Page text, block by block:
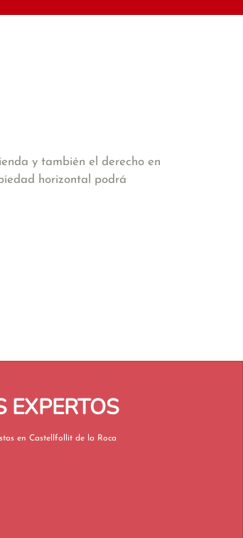
y también el derecho en
horizontal podrá
EXPERTOS
Penalistas en Castellfollit de la Roca